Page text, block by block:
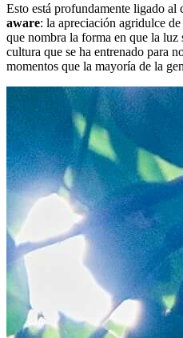
Esto está profundamente ligado al
aware: la apreciación agridulce
que nombra la forma en que la luz
cultura que se ha entrenado para
momentos que la mayoría de la